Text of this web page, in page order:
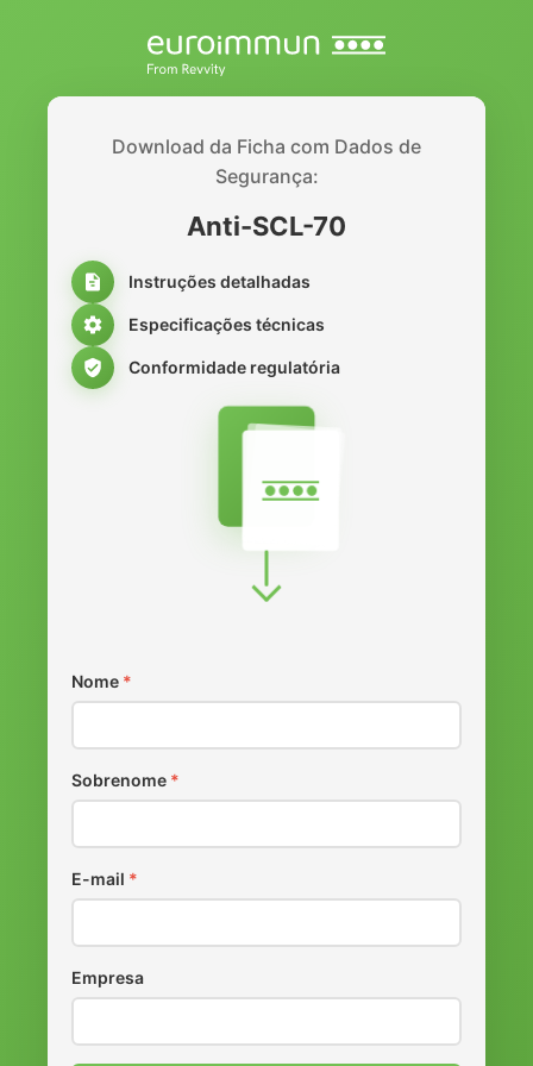
Download da Ficha com Dados de
Segurança:
Anti-SCL-70
Instruções detalhadas
Especificações técnicas
Conformidade regulatória
Nome *
Sobrenome *
E-mail *
Empresa